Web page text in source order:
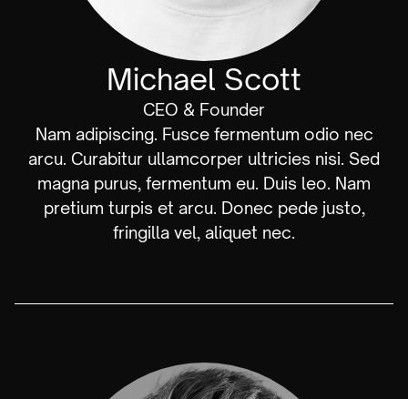
Michael Scott
CEO & Founder
Nam adipiscing. Fusce fermentum odio nec
arcu. Curabitur ullamcorper ultricies nisi. Sed
magna purus, fermentum eu. Duis leo. Nam
pretium turpis et arcu. Donec pede justo,
fringilla vel, aliquet nec.